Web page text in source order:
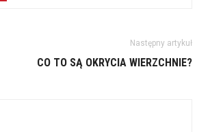
Następny artykuł
CO TO SĄ OKRYCIA WIERZCHNIE?